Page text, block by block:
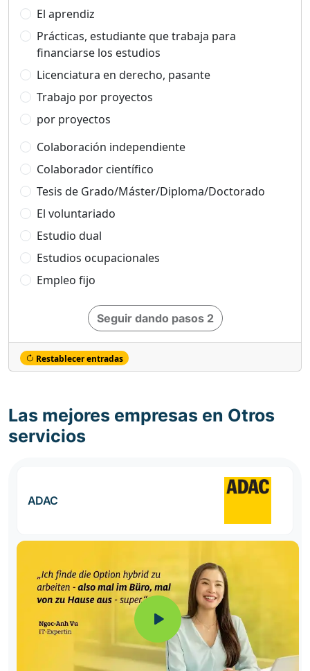
El aprendiz
Prácticas, estudiante que trabaja para
financiarse los estudios
Licenciatura en derecho, pasante
Trabajo por proyectos
por proyectos
Colaboración independiente
Colaborador científico
Tesis de Grado/Máster/Diploma/Doctorado
El voluntariado
Estudio dual
Estudios ocupacionales
Empleo fijo
Seguir dando pasos 2
Restablecer entradas
Las mejores empresas en Otros
servicios
ADAC